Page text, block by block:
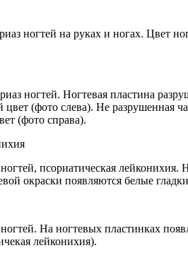
ногтей на руках и ногах. Цвет
ногтей. Ногтевая пластина
цвет (фото слева). Не разрушенная
(фото справа).
псориатическая лейконихия.
окраски появляются белые
На ногтевых пластинках
лейконихия).